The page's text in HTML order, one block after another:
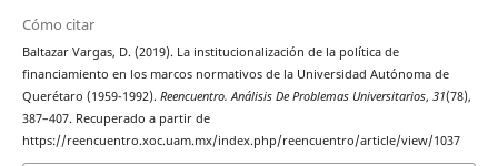
Cómo citar
Baltazar Vargas, D. (2019). La institucionalización de la política de
financiamiento en los marcos normativos de la Universidad Autónoma de
Querétaro (1959-1992). Reencuentro. Análisis De Problemas Universitarios, 31(78),
387–407. Recuperado a partir de
https://reencuentro.xoc.uam.mx/index.php/reencuentro/article/view/1037